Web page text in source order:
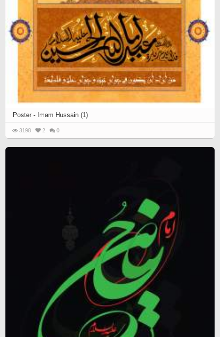
Poster - Imam Hussain (1)
3198 2 0